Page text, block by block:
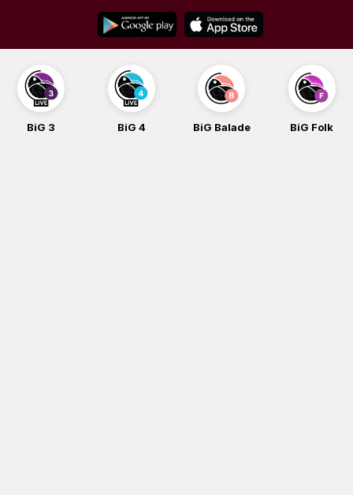
content
BiG 3 BiG 4 BiG Balade BiG Folk